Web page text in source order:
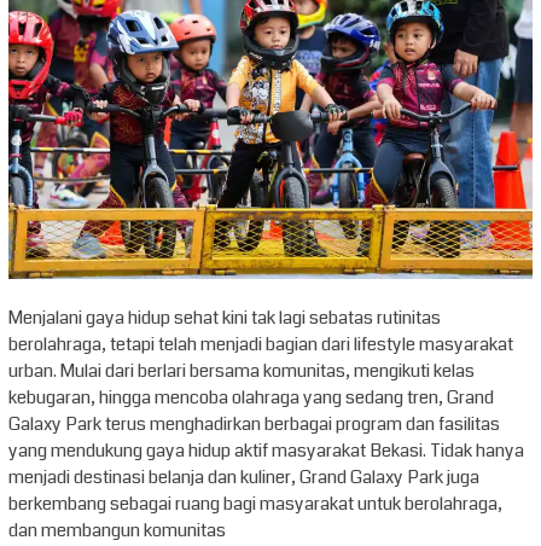
Menjalani gaya hidup sehat kini tak lagi sebatas rutinitas
berolahraga, tetapi telah menjadi bagian dari lifestyle masyarakat
urban. Mulai dari berlari bersama komunitas, mengikuti kelas
kebugaran, hingga mencoba olahraga yang sedang tren, Grand
Galaxy Park terus menghadirkan berbagai program dan fasilitas
yang mendukung gaya hidup aktif masyarakat Bekasi. Tidak hanya
menjadi destinasi belanja dan kuliner, Grand Galaxy Park juga
berkembang sebagai ruang bagi masyarakat untuk berolahraga,
dan membangun komunitas